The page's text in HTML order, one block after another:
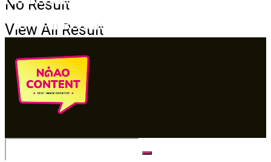
No Result
View All Result
View All Result